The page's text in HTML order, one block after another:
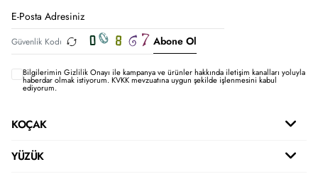
Abone Ol
Bilgilerimin Gizlilik Onayı ile kampanya ve ürünler hakkında iletişim kanalları yoluyla
haberdar olmak istiyorum.KVKK mevzuatına uygun şekilde işlenmesini kabul
ediyorum.
KOÇAK
YÜZÜK